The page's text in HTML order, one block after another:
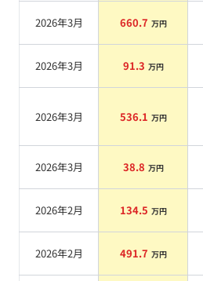
2026年3月 660.7 万円
2026年3月 91.3 万円
2026年3月 536.1 万円
2026年3月 38.8 万円
2026年2月 134.5 万円
2026年2月 491.7 万円